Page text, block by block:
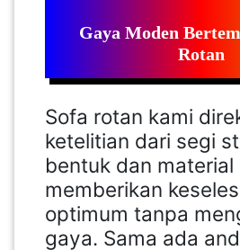
Gaya Moden
Rotan
Sofa rotan kami
ketelitian dari segi
bentuk dan material
memberikan
optimum tanpa
gaya. Sama ada
MALAYSIA(82)
SINGAPORE(0)
BRUNEI(0)